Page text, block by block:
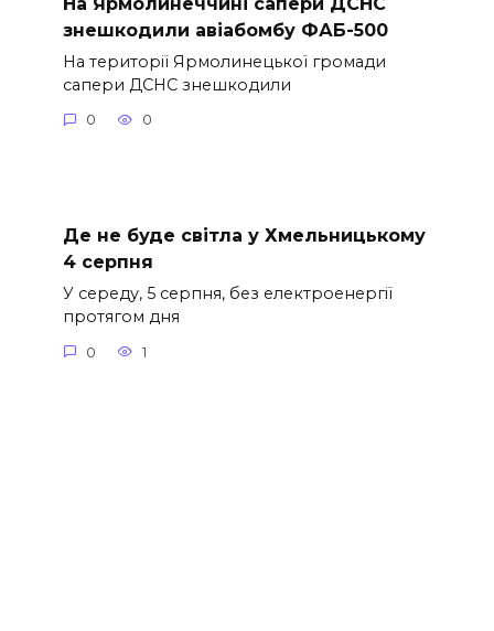
знешкодили авіабомбу ФАБ-500
На території Ярмолинецької громади
сапери ДСНС знешкодили
0 0
Де не буде світла у Хмельницькому
4 серпня
У середу, 5 серпня, без електроенергії
протягом дня
0 1